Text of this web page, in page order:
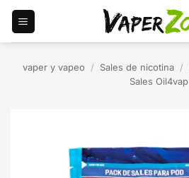
Saltar
contenido
vaper y vapeo / Sales de nicotina /
Sales Oil4vap